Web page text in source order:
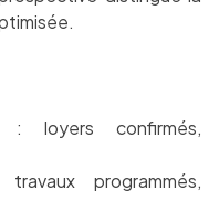
: loyers confirmés,
programmés,